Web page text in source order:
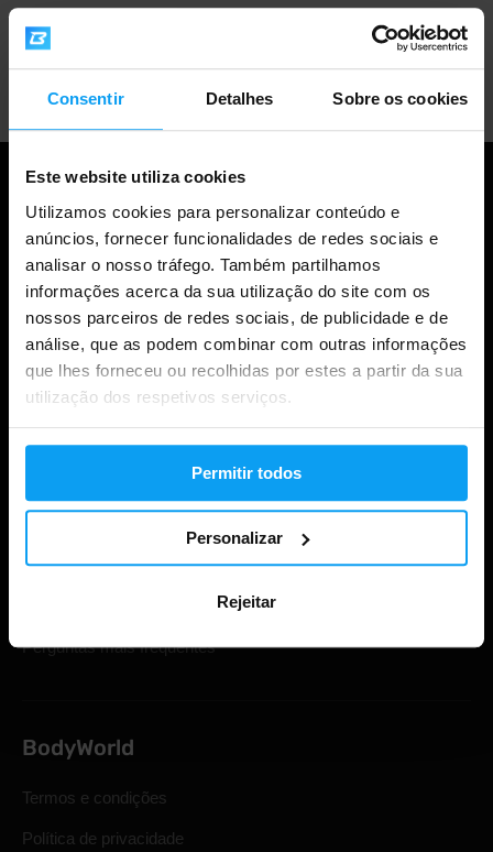
Consentir Detalhes Sobre os cookies
Este website utiliza cookies
Utilizamos cookies para personalizar conteúdo e
anúncios, fornecer funcionalidades de redes sociais e
analisar o nosso tráfego. Também partilhamos
informações acerca da sua utilização do site com os
nossos parceiros de redes sociais, de publicidade e de
análise, que as podem combinar com outras informações
que lhes forneceu ou recolhidas por estes a partir da sua
utilização dos respetivos serviços.
Permitir todos
Personalizar
Rejeitar
Apoio ao cliente profissional
Compras
Acompanha a tua encomenda
Envio e entrega
Perguntas mais frequentes
BodyWorld
Termos e condições
Política de privacidade